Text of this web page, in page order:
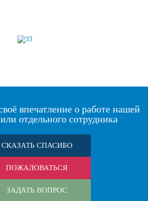
впечатление о работе нашей
отдельного сотрудника
СКАЗАТЬ СПАСИБО
ПОЖАЛОВАТЬСЯ
ЗАДАТЬ ВОПРОС